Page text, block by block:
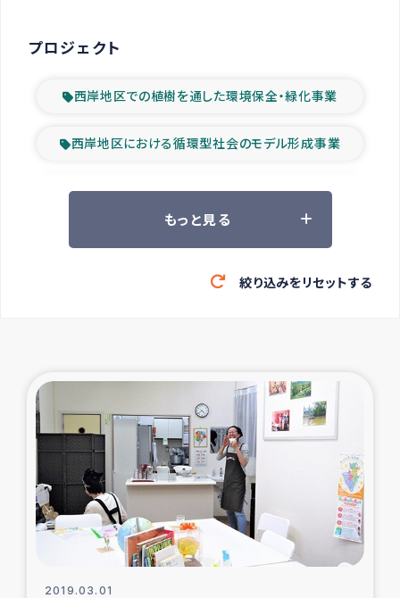
プロジェクト
西岸地区での植樹を通した環境保全・緑化事業
西岸地区における循環型社会のモデル形成事業
ツアー参加者の声
緊急救援の時代
東ティモール豪雨緊急支援
大雨による洪水被災者支援
カカオ生産者支援事業
シリア国内避難民・帰還民の生活再建支援
トルコにおけるシリア難民支援事業
もっと見る
絞り込みをリセットする
2019.03.01